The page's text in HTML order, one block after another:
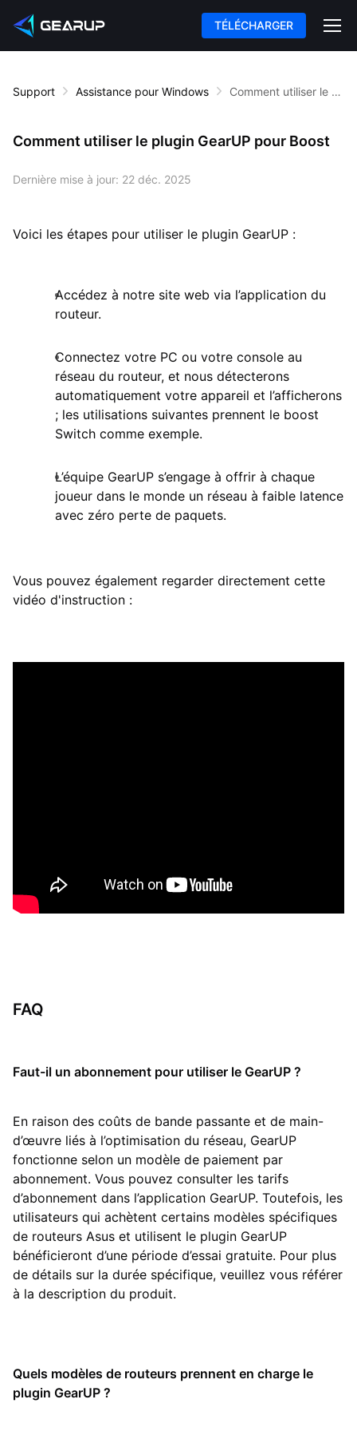
TÉLÉCHARGER
Support Assistance pour Windows Comment utiliser le plugin GearUP pour Boost
Comment utiliser le plugin GearUP pour Boost
Dernière mise à jour: 22 déc. 2025
Voici les étapes pour utiliser le plugin GearUP :
Accédez à notre site web via l’application du
routeur.
Connectez votre PC ou votre console au
réseau du routeur, et nous détecterons
automatiquement votre appareil et l’afficherons
; les utilisations suivantes prennent le boost
Switch comme exemple.
L’équipe GearUP s’engage à offrir à chaque
joueur dans le monde un réseau à faible latence
avec zéro perte de paquets.
Vous pouvez également regarder directement cette
vidéo d'instruction :
FAQ
Faut-il un abonnement pour utiliser le GearUP ?
En raison des coûts de bande passante et de main-
d’œuvre liés à l’optimisation du réseau, GearUP
fonctionne selon un modèle de paiement par
abonnement. Vous pouvez consulter les tarifs
d’abonnement dans l’application GearUP. Toutefois, les
utilisateurs qui achètent certains modèles spécifiques
de routeurs Asus et utilisent le plugin GearUP
bénéficieront d’une période d’essai gratuite. Pour plus
de détails sur la durée spécifique, veuillez vous référer
à la description du produit.
Quels modèles de routeurs prennent en charge le
plugin GearUP ?